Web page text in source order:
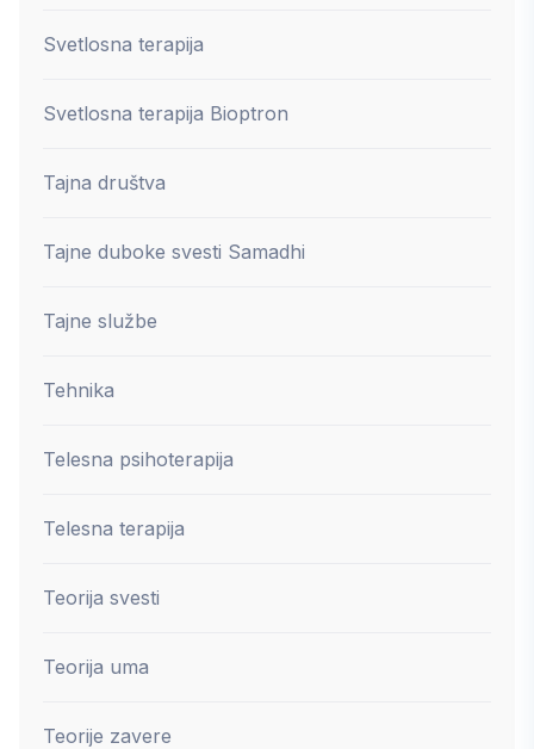
Svetlosna terapija
Svetlosna terapija Bioptron
Tajna društva
Tajne duboke svesti Samadhi
Tajne službe
Tehnika
Telesna psihoterapija
Telesna terapija
Teorija svesti
Teorija uma
Teorije zavere